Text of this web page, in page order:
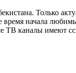
Только
начала
каналы имеют